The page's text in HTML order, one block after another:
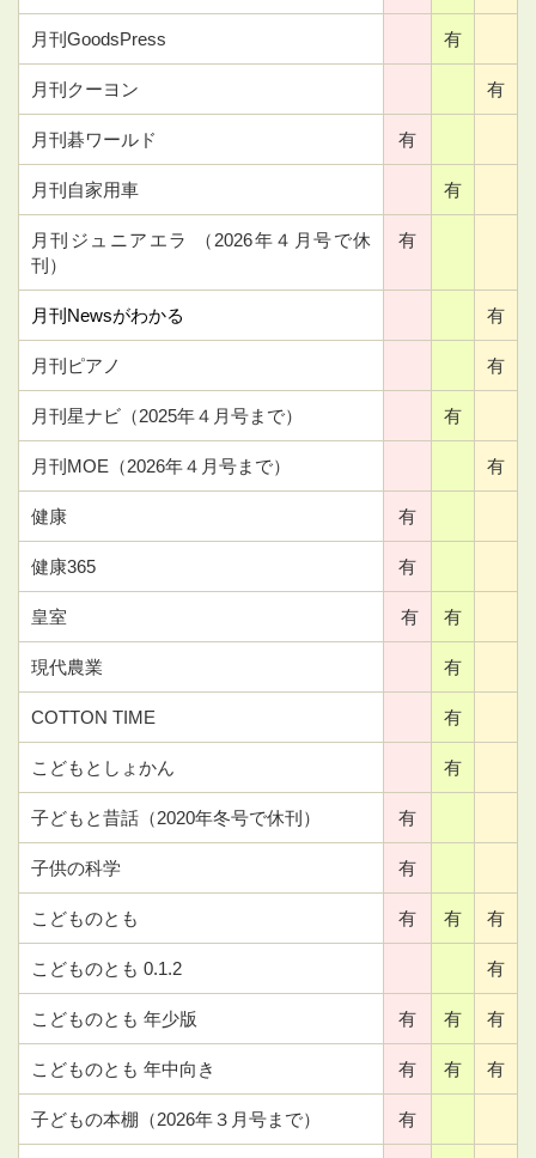
月刊GoodsPress 有
月刊クーヨン 有
月刊碁ワールド 有
月刊自家用車 有
月刊ジュニアエラ （2026年４月号で休
刊）
有
月刊Newsがわかる 有
月刊ピアノ 有
月刊星ナビ（2025年４月号まで） 有
月刊MOE（2026年４月号まで） 有
健康 有
健康365 有
皇室 有 有
現代農業 有
COTTON TIME 有
こどもとしょかん 有
子どもと昔話（2020年冬号で休刊） 有
子供の科学 有
こどものとも 有 有 有
こどものとも 0.1.2 有
こどものとも 年少版 有 有 有
こどものとも 年中向き 有 有 有
子どもの本棚（2026年３月号まで） 有